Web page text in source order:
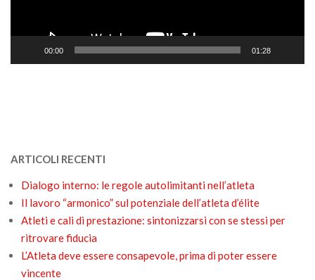
00:00 01:28
ARTICOLI RECENTI
Dialogo interno: le regole autolimitanti nell’atleta
Il lavoro “armonico” sul potenziale dell’atleta d’élite
Atleti e cali di prestazione: sintonizzarsi con se stessi per
ritrovare fiducia
L’Atleta deve essere consapevole, prima di poter essere
vincente